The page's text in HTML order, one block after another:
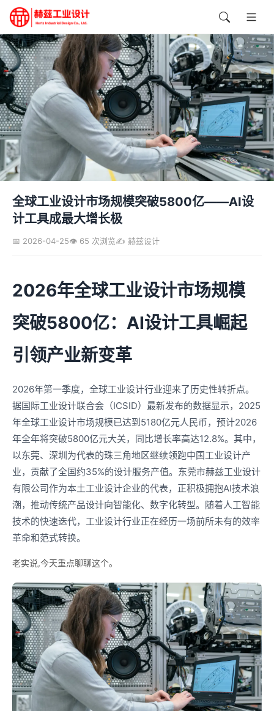
全球工业设计市场规模突破5800亿——AI设
计工具成最大增长极
📅 2026-04-25👁️ 65 次浏览✍️ 赫兹设计
2026年全球工业设计市场规模
突破5800亿：AI设计工具崛起
引领产业新变革
2026年第一季度，全球工业设计行业迎来了历史性转折点。
据国际工业设计联合会（ICSID）最新发布的数据显示，2025
年全球工业设计市场规模已达到5180亿元人民币，预计2026
年全年将突破5800亿元大关，同比增长率高达12.8%。其中，
以东莞、深圳为代表的珠三角地区继续领跑中国工业设计产
业，贡献了全国约35%的设计服务产值。东莞市赫兹工业设计
有限公司作为本土工业设计企业的代表，正积极拥抱AI技术浪
潮，推动传统产品设计向智能化、数字化转型。随着人工智能
技术的快速迭代，工业设计行业正在经历一场前所未有的效率
革命和范式转换。
老实说,今天重点聊聊这个。